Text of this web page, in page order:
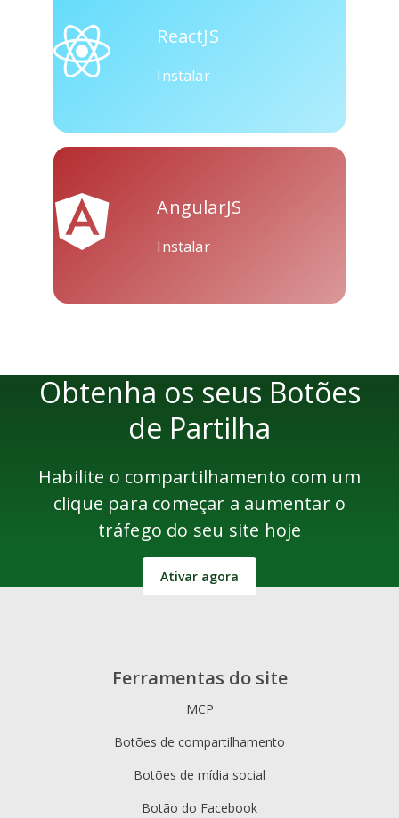
Skype
Mail
ReactJS
Instalar
AngularJS
Instalar
Obtenha os seus Botões
de Partilha
Habilite o compartilhamento com um
clique para começar a aumentar o
tráfego do seu site hoje
Ativar agora
Ferramentas do site
MCP
Botões de compartilhamento
Botões de mídia social
Botão do Facebook